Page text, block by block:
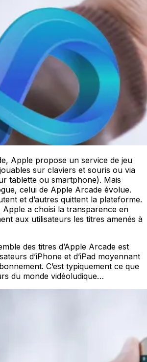
Apple propose un service de jeu
sur claviers et souris ou via
tablette ou smartphone). Mais
celui de Apple Arcade évolue.
et d’autres quittent la plateforme.
a choisi la transparence en
aux utilisateurs les titres amenés à
des titres d’Apple Arcade est
d’iPhone et d’iPad moyennant
C’est typiquement ce que
du monde vidéoludique…